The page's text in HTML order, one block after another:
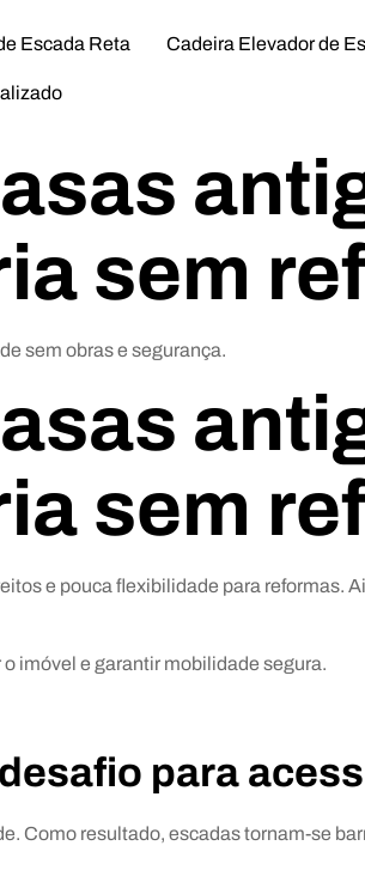
Escada Reta Cadeira Elevador de
sem
sem obras e segurança.
sem
e pouca flexibilidade para reformas.
imóvel e garantir mobilidade segura.
para
Como resultado, escadas tornam-se